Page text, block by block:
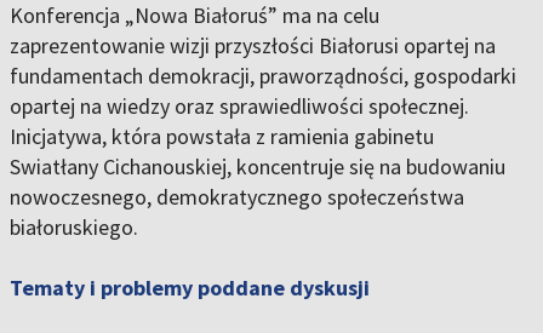
Konferencja „Nowa Białoruś” ma na celu
zaprezentowanie wizji przyszłości Białorusi opartej na
fundamentach demokracji, praworządności, gospodarki
opartej na wiedzy oraz sprawiedliwości społecznej.
Inicjatywa, która powstała z ramienia gabinetu
Swiatłany Cichanouskiej, koncentruje się na budowaniu
nowoczesnego, demokratycznego społeczeństwa
białoruskiego.
Tematy i problemy poddane dyskusji